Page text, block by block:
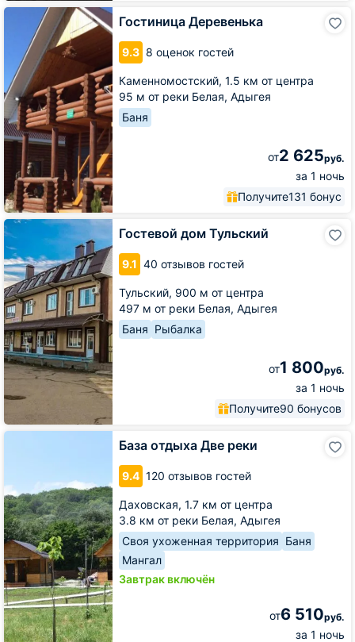
Гостиница Деревенька
9.3 8 оценок гостей
Каменномостский, 1.5 км от центра
95 м от реки Белая, Адыгея
Баня
от2 625руб.
за 1 ночь
Получите131 бонус
Гостиница
Деревенька
Гостевой дом Тульский
9.1 40 отзывов гостей
Тульский, 900 м от центра
497 м от реки Белая, Адыгея
Баня Рыбалка
от1 800руб.
за 1 ночь
Получите90 бонусов
Гостевой
дом
Тульский
База отдыха Две реки
9.4 120 отзывов гостей
Даховская, 1.7 км от центра
3.8 км от реки Белая, Адыгея
Своя ухоженная территория Баня
Мангал
Завтрак включён
от6 510руб.
за 1 ночь
База